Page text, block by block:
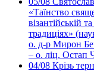
«Таїнство
візантійській
традиціях»
о. д-р Мирон
– о. ліц. Остап
04/08 Крізь